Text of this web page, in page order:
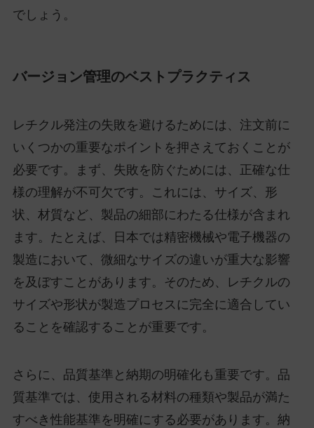
でしょう。
バージョン管理のベストプラクティス
レチクル発注の失敗を避けるためには、注文前に
いくつかの重要なポイントを押さえておくことが
必要です。まず、失敗を防ぐためには、正確な仕
様の理解が不可欠です。これには、サイズ、形
状、材質など、製品の細部にわたる仕様が含まれ
ます。たとえば、日本では精密機械や電子機器の
製造において、微細なサイズの違いが重大な影響
を及ぼすことがあります。そのため、レチクルの
サイズや形状が製造プロセスに完全に適合してい
ることを確認することが重要です。
さらに、品質基準と納期の明確化も重要です。品
質基準では、使用される材料の種類や製品が満た
すべき性能基準を明確にする必要があります。納